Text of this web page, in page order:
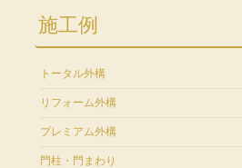
施工例
トータル外構
リフォーム外構
プレミアム外構
門柱・門まわり